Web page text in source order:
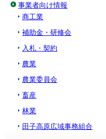
事業者向け情報
商工業
補助金・研修会
入札・契約
農業
農業委員会
畜産
林業
田子高原広域事務組合